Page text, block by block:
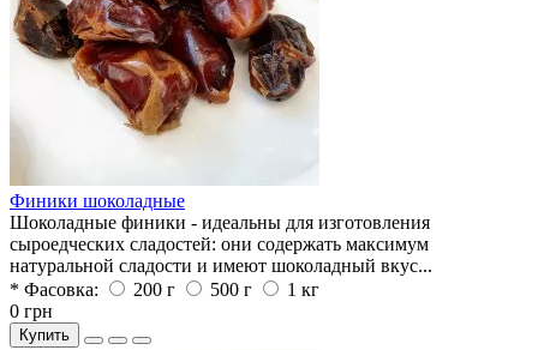
Финики шоколадные
Шоколадные финики - идеальны для изготовления
сыроедческих сладостей: они содержать максимум
натуральной сладости и имеют шоколадный вкус...
* Фасовка:
200 г 500 г
1 кг
0 грн
Купить